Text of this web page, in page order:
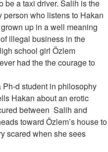
be a taxi driver. Salih is the
person who listens to Hakan
up in a well meaning
illegal business in the
school girl Özlem
had the the courage to
d student in philosophy
Hakan about an erotic
between Salih and
toward Özlem’s house to
scared when she sees